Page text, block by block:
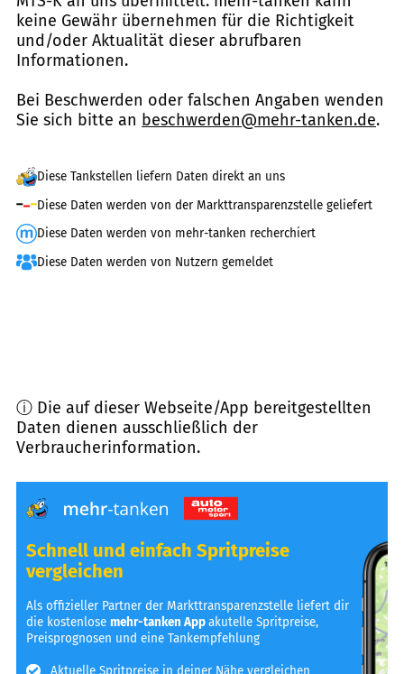
keine Gewähr übernehmen für die Richtigkeit
und/oder Aktualität dieser abrufbaren
Informationen.
Bei Beschwerden oder falschen Angaben wenden
Sie sich bitte an beschwerden@mehr-tanken.de.
Diese Tankstellen liefern Daten direkt an uns
Diese Daten werden von der Markttransparenzstelle geliefert
Diese Daten werden von mehr-tanken recherchiert
Diese Daten werden von Nutzern gemeldet
ⓘ Die auf dieser Webseite/App bereitgestellten
Daten dienen ausschließlich der
Verbraucherinformation.
Schnell und einfach Spritpreise
vergleichen
Als offizieller Partner der Markttransparenzstelle liefert dir
die kostenlosemehr-tanken Appakutelle Spritpreise,
Preisprognosen und eine Tankempfehlung
Aktuelle Spritpreise in deiner Nähe vergleichen